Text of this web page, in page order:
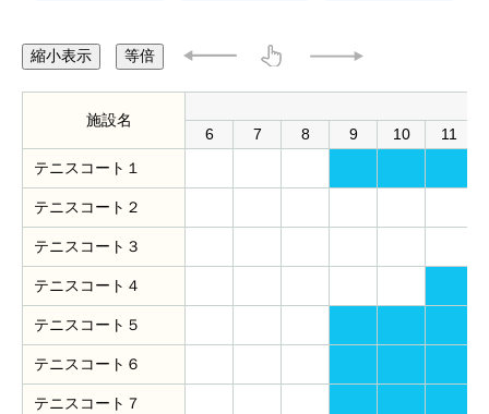
縮小表示 等倍
施設名
6
7 8 9 10 11
テニスコート１
テニスコート２
テニスコート３
テニスコート４
テニスコート５
テニスコート６
テニスコート７